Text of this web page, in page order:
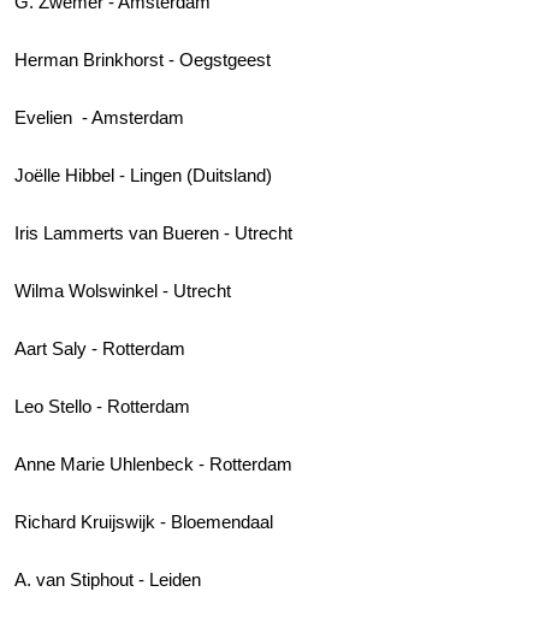
Herman Brinkhorst - Oegstgeest
Evelien - Amsterdam
Joëlle Hibbel - Lingen (Duitsland)
Iris Lammerts van Bueren - Utrecht
Wilma Wolswinkel - Utrecht
Aart Saly - Rotterdam
Leo Stello - Rotterdam
Anne Marie Uhlenbeck - Rotterdam
Richard Kruijswijk - Bloemendaal
A. van Stiphout - Leiden